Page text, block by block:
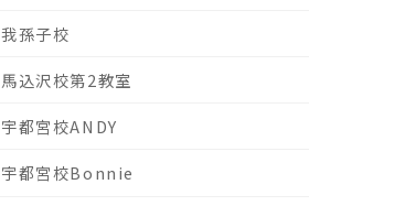
我孫子校
馬込沢校第2教室
宇都宮校ANDY
宇都宮校Bonnie